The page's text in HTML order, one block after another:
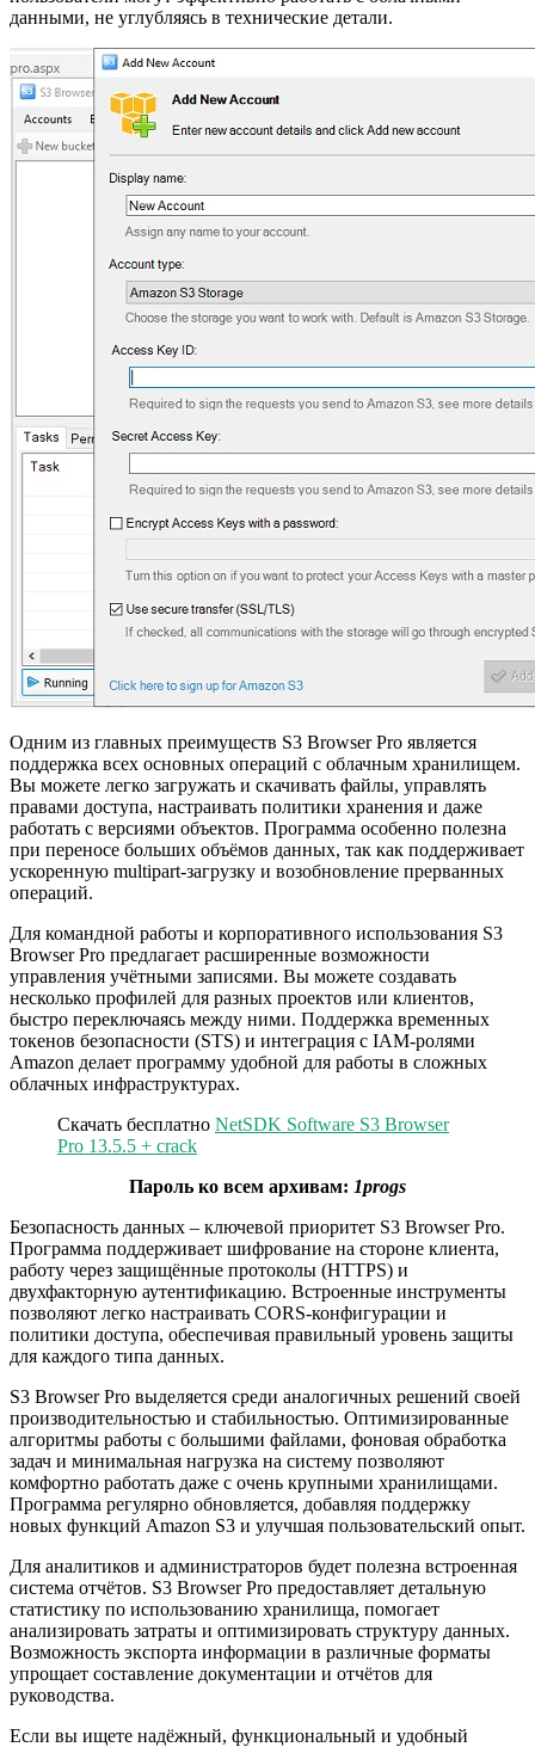
данными, не углубляясь в технические детали.
Одним из главных преимуществ S3 Browser Pro является
поддержка всех основных операций с облачным хранилищем.
Вы можете легко загружать и скачивать файлы, управлять
правами доступа, настраивать политики хранения и даже
работать с версиями объектов. Программа особенно полезна
при переносе больших объёмов данных, так как поддерживает
ускоренную multipart-загрузку и возобновление прерванных
операций.
Для командной работы и корпоративного использования S3
Browser Pro предлагает расширенные возможности
управления учётными записями. Вы можете создавать
несколько профилей для разных проектов или клиентов,
быстро переключаясь между ними. Поддержка временных
токенов безопасности (STS) и интеграция с IAM-ролями
Amazon делает программу удобной для работы в сложных
облачных инфраструктурах.
Скачать бесплатно NetSDK Software S3 Browser
Pro 13.5.5 + crack
Пароль ко всем архивам: 1progs
Безопасность данных – ключевой приоритет S3 Browser Pro.
Программа поддерживает шифрование на стороне клиента,
работу через защищённые протоколы (HTTPS) и
двухфакторную аутентификацию. Встроенные инструменты
позволяют легко настраивать CORS-конфигурации и
политики доступа, обеспечивая правильный уровень защиты
для каждого типа данных.
S3 Browser Pro выделяется среди аналогичных решений своей
производительностью и стабильностью. Оптимизированные
алгоритмы работы с большими файлами, фоновая обработка
задач и минимальная нагрузка на систему позволяют
комфортно работать даже с очень крупными хранилищами.
Программа регулярно обновляется, добавляя поддержку
новых функций Amazon S3 и улучшая пользовательский опыт.
Для аналитиков и администраторов будет полезна встроенная
система отчётов. S3 Browser Pro предоставляет детальную
статистику по использованию хранилища, помогает
анализировать затраты и оптимизировать структуру данных.
Возможность экспорта информации в различные форматы
упрощает составление документации и отчётов для
руководства.
Если вы ищете надёжный, функциональный и удобный